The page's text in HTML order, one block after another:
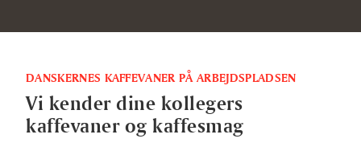
DANSKERNES KAFFEVANER PÅ ARBEJDSPLADSEN
Vi kender dine kollegers
kaffevaner og kaffesmag